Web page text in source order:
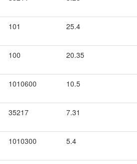
101 25.4
100 20.35
1010600 10.5
35217 7.31
1010300 5.4